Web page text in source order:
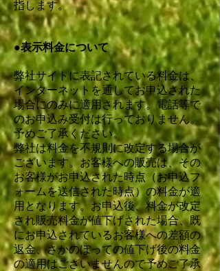
指します。
●表示料金について
弊社サイトに表記されている料金は、
インターネットを通してお申込された
場合にのみに適用されます。電話等で
のお申込み受付は行っておりません。
予めご了承ください。
弊社は料金を不規則に改定する場合が
ございます。お客様への販売は、その
お客様がお申込された時点（お申込フ
ォームを送信された時点）の料金が適
用となります。お申込後、料金が改定
され販売料金が値下げされた場合、既
にお申込されているお客様への差額の
返金、さかのぼっての値下げ後の料金
の適用はございませんので予めご了承